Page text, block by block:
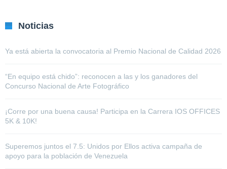
Noticias
Ya está abierta la convocatoria al Premio Nacional de Calidad 2026
“En equipo está chido”: reconocen a las y los ganadores del
Concurso Nacional de Arte Fotográfico
¡Corre por una buena causa! Participa en la Carrera IOS OFFICES
5K & 10K!
Superemos juntos el 7.5: Unidos por Ellos activa campaña de
apoyo para la población de Venezuela